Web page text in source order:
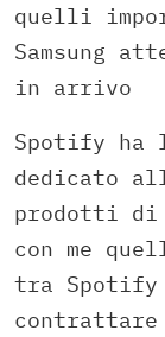
quelli
Samsung
in arrivo
Spotify ha
dedicato
prodotti di
con me
tra Spotify
contrattare